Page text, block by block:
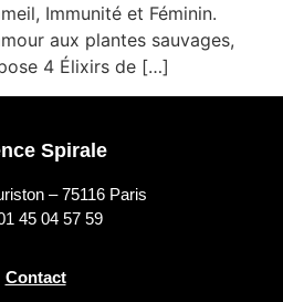
Immunité et Féminin.
aux plantes sauvages,
4 Élixirs de […]
Spirale
– 75116 Paris
45 04 57 59
Contact